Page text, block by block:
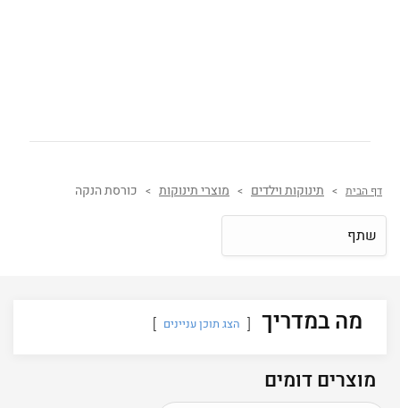
דף הבית > תינוקות וילדים > מוצרי תינוקות > כורסת הנקה
שתף
מה במדריך הצג תוכן עניינים
מוצרים דומים